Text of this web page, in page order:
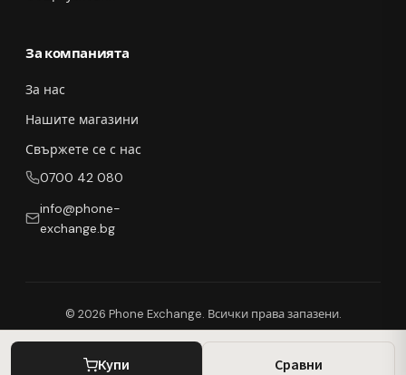
Купи Сравни
За компанията
За нас
Нашите магазини
Свържете се с нас
0700 42 080
info@phone-
exchange.bg
© 2026 Phone Exchange. Всички права запазени.